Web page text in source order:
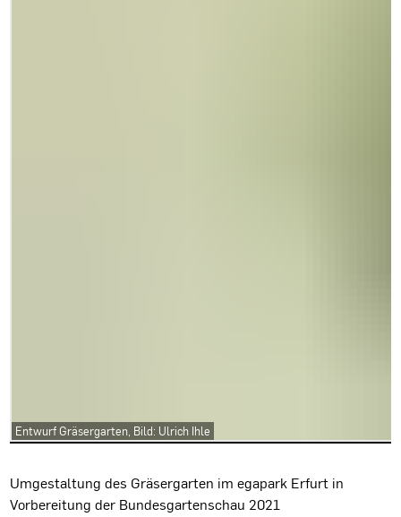
Entwurf Gräsergarten, Bild: Ulrich Ihle
Umgestaltung des Gräsergarten im egapark Erfurt in
Vorbereitung der Bundesgartenschau 2021